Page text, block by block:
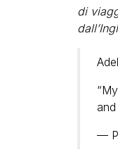
di
—